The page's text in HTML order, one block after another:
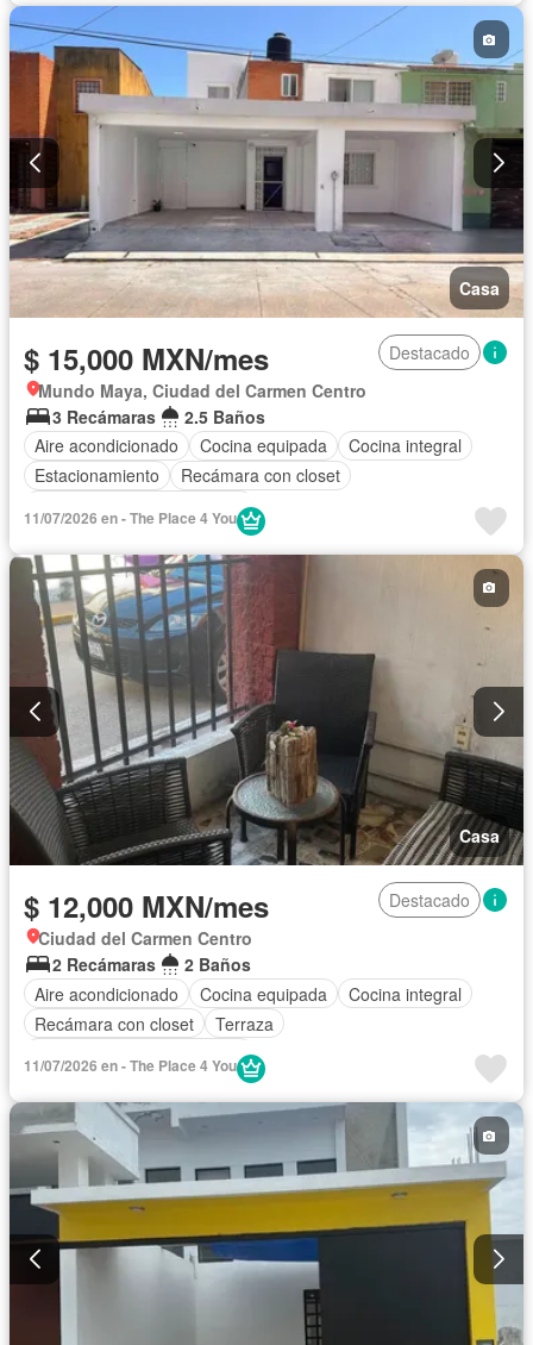
Casa
$ 15,000 MXN/mes
Destacado
Mundo Maya, Ciudad del Carmen Centro
3 Recámaras
2.5 Baños
Aire acondicionado
Cocina equipada
Cocina integral
Estacionamiento
Recámara con closet
Completamente amueblado
11/07/2026 en - The Place 4 You
Casa
$ 12,000 MXN/mes
Destacado
Ciudad del Carmen Centro
2 Recámaras
2 Baños
Aire acondicionado
Cocina equipada
Cocina integral
Recámara con closet
Terraza
Completamente amueblado
11/07/2026 en - The Place 4 You